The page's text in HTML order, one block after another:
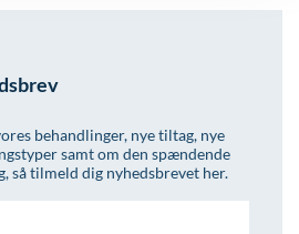
behandlinger, nye tiltag, nye
samt om den spændende
så tilmeld dig nyhedsbrevet her.